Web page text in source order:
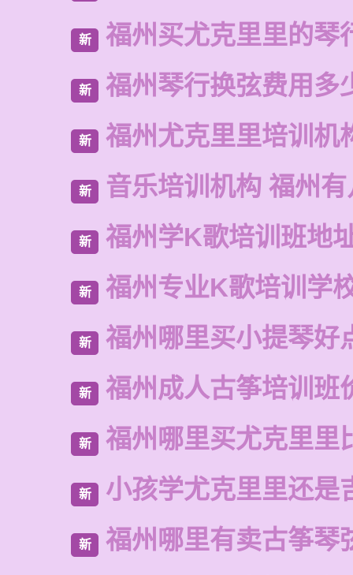
新 福州买尤克里里的琴
新 福州琴行换弦费用多
新 福州尤克里里培训机
新 音乐培训机构 福州
新 福州学K歌培训班地
新 福州专业K歌培训学
新 福州哪里买小提琴好
新 福州成人古筝培训班
新 福州哪里买尤克里里
新 小孩学尤克里里还是
新 福州哪里有卖古筝琴